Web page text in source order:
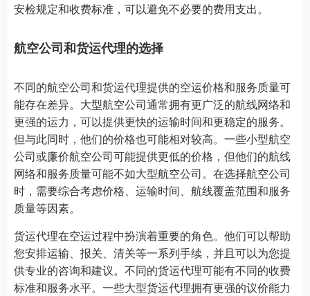
安检规定和收费标准，可以避免不必要的费用支出。
航空公司和货运代理的选择
不同的航空公司和货运代理提供的空运价格和服务质量可
能存在差异。大型航空公司通常拥有更广泛的航线网络和
更强的运力，可以提供更快的运输时间和更稳定的服务。
但与此同时，他们的价格也可能相对较高。一些小型航空
公司或廉价航空公司可能提供更低的价格，但他们的航线
网络和服务质量可能不如大型航空公司。在选择航空公司
时，需要综合考虑价格、运输时间、航线覆盖范围和服务
质量等因素。
货运代理在空运过程中扮演着重要的角色。他们可以帮助
您安排运输、报关、清关等一系列手续，并且可以为您提
供专业的咨询和建议。不同的货运代理可能有不同的收费
标准和服务水平。一些大型货运代理拥有更强的议价能力